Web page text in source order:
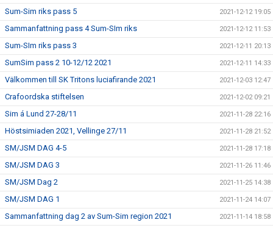
Sum-Sim riks pass 5 2021-12-12 19:05
Sammanfattning pass 4 Sum-SIm riks 2021-12-12 11:53
Sum-SIm riks pass 3 2021-12-11 20:13
SumSim pass 2 10-12/12 2021 2021-12-11 14:33
Välkommen till SK Tritons luciafirande 2021 2021-12-03 12:47
Crafoordska stiftelsen 2021-12-02 09:21
Sim á Lund 27-28/11 2021-11-28 22:16
Höstsimiaden 2021, Vellinge 27/11 2021-11-28 21:52
SM/JSM DAG 4-5 2021-11-28 17:18
SM/JSM DAG 3 2021-11-26 11:46
SM/JSM Dag 2 2021-11-25 14:38
SM/JSM DAG 1 2021-11-24 14:07
Sammanfattning dag 2 av Sum-Sim region 2021 2021-11-14 18:58